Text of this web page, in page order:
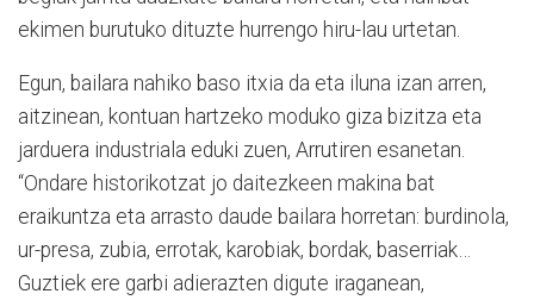
ekimen burutuko dituzte hurrengo hiru-lau urtetan.
Egun, bailara nahiko baso itxia da eta iluna izan arren,
aitzinean, kontuan hartzeko moduko giza bizitza eta
jarduera industriala eduki zuen, Arrutiren esanetan.
“Ondare historikotzat jo daitezkeen makina bat
eraikuntza eta arrasto daude bailara horretan: burdinola,
ur-presa, zubia, errotak, karobiak, bordak, baserriak…
Guztiek ere garbi adierazten digute iraganean,